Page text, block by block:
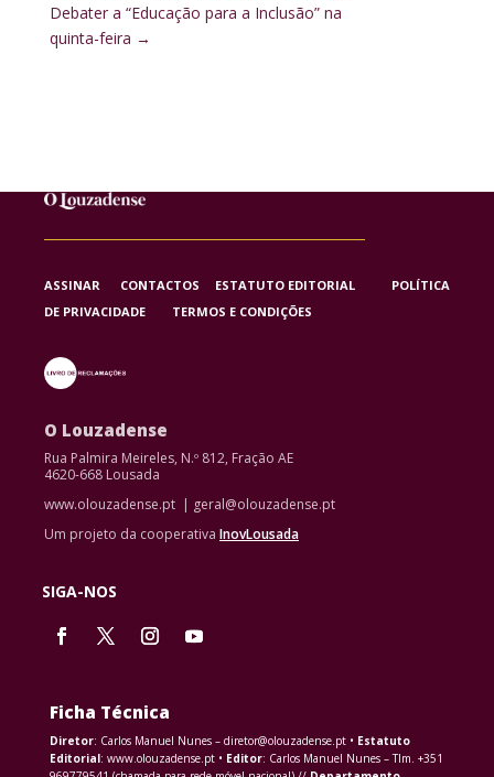
Debater a “Educação para a Inclusão” na
quinta-feira →
ASSINAR CONTACTOS ESTATUTO EDITORIAL POLÍTICA
DE PRIVACIDADE TERMOS E CONDIÇÕES
O Louzadense
Rua Palmira Meireles, N.º 812, Fração AE
4620-668 Lousada
www.olouzadense.pt | geral@olouzadense.pt
Um projeto da cooperativa InovLousada
SIGA-NOS
Ficha Técnica
Diretor: Carlos Manuel Nunes – diretor@olouzadense.pt • Estatuto
Editorial: www.olouzadense.pt • Editor: Carlos Manuel Nunes – Tlm. +351